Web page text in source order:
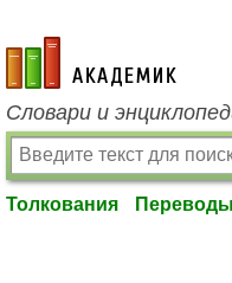
academic.ru
Словари и
Толкования Переводы